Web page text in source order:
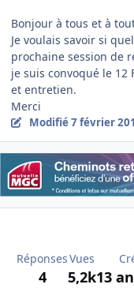
Bonjour à tous et à
Je voulais savoir si
prochaine session de
je suis convoqué le
et entretien.
Merci
Modifié7 février
Réponses
4
Vues
5,2k13